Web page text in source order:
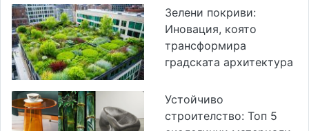
Зелени покриви:
Иновация, която
трансформира
градската архитектура
Устойчиво
строителство: Топ 5